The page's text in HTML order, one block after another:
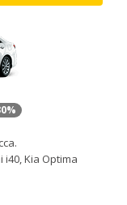
Kia Optima